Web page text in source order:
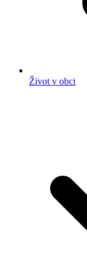
Život v obci